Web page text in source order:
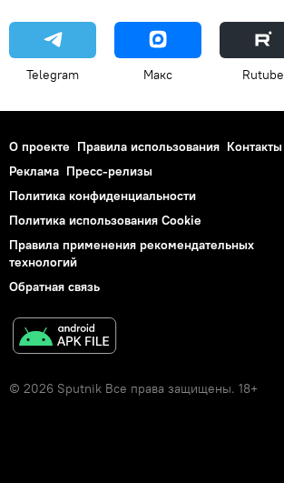
Telegram Макс Rutube
О проекте Правила использования Контакты
Реклама Пресс-релизы
Политика конфиденциальности
Политика использования Cookie
Правила применения рекомендательных
технологий
Обратная связь
© 2026 Sputnik Все права защищены. 18+